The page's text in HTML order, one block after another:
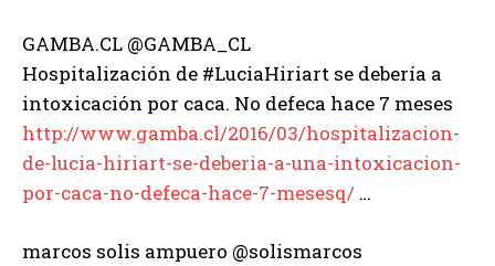
GAMBA.CL ‏@GAMBA_CL
Hospitalización de #LuciaHiriart se debería a
intoxicación por caca. No defeca hace 7 meses
http://www.gamba.cl/2016/03/hospitalizacion-
de-lucia-hiriart-se-deberia-a-una-intoxicacion-
por-caca-no-defeca-hace-7-mesesq/ …
marcos solis ampuero ‏@solismarcos